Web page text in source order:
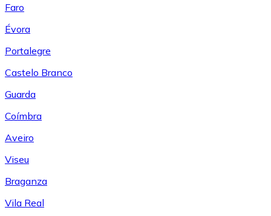
Faro
Évora
Portalegre
Castelo Branco
Guarda
Coímbra
Aveiro
Viseu
Braganza
Vila Real